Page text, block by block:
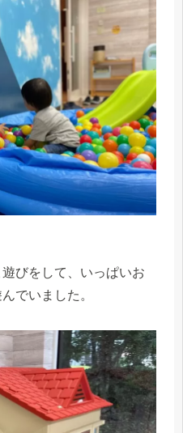
びをして、いっぱいお
でいました。